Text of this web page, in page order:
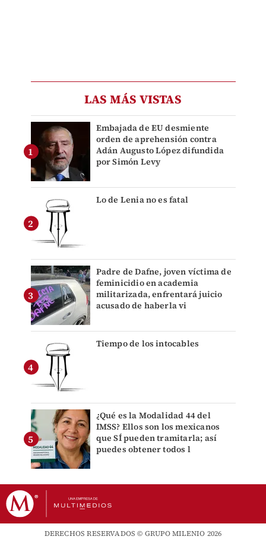
LAS MÁS VISTAS
Embajada de EU desmiente
orden de aprehensión contra
Adán Augusto López difundida
por Simón Levy
Lo de Lenia no es fatal
Padre de Dafne, joven víctima de
feminicidio en academia
militarizada, enfrentará juicio
acusado de haberla vi
Tiempo de los intocables
¿Qué es la Modalidad 44 del
IMSS? Ellos son los mexicanos
que SÍ pueden tramitarla; así
puedes obtener todos l
DERECHOS RESERVADOS © GRUPO MILENIO 2026